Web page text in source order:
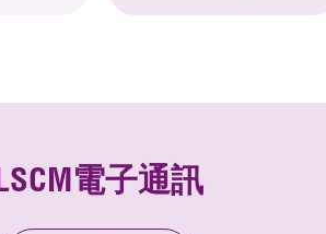
電子通訊